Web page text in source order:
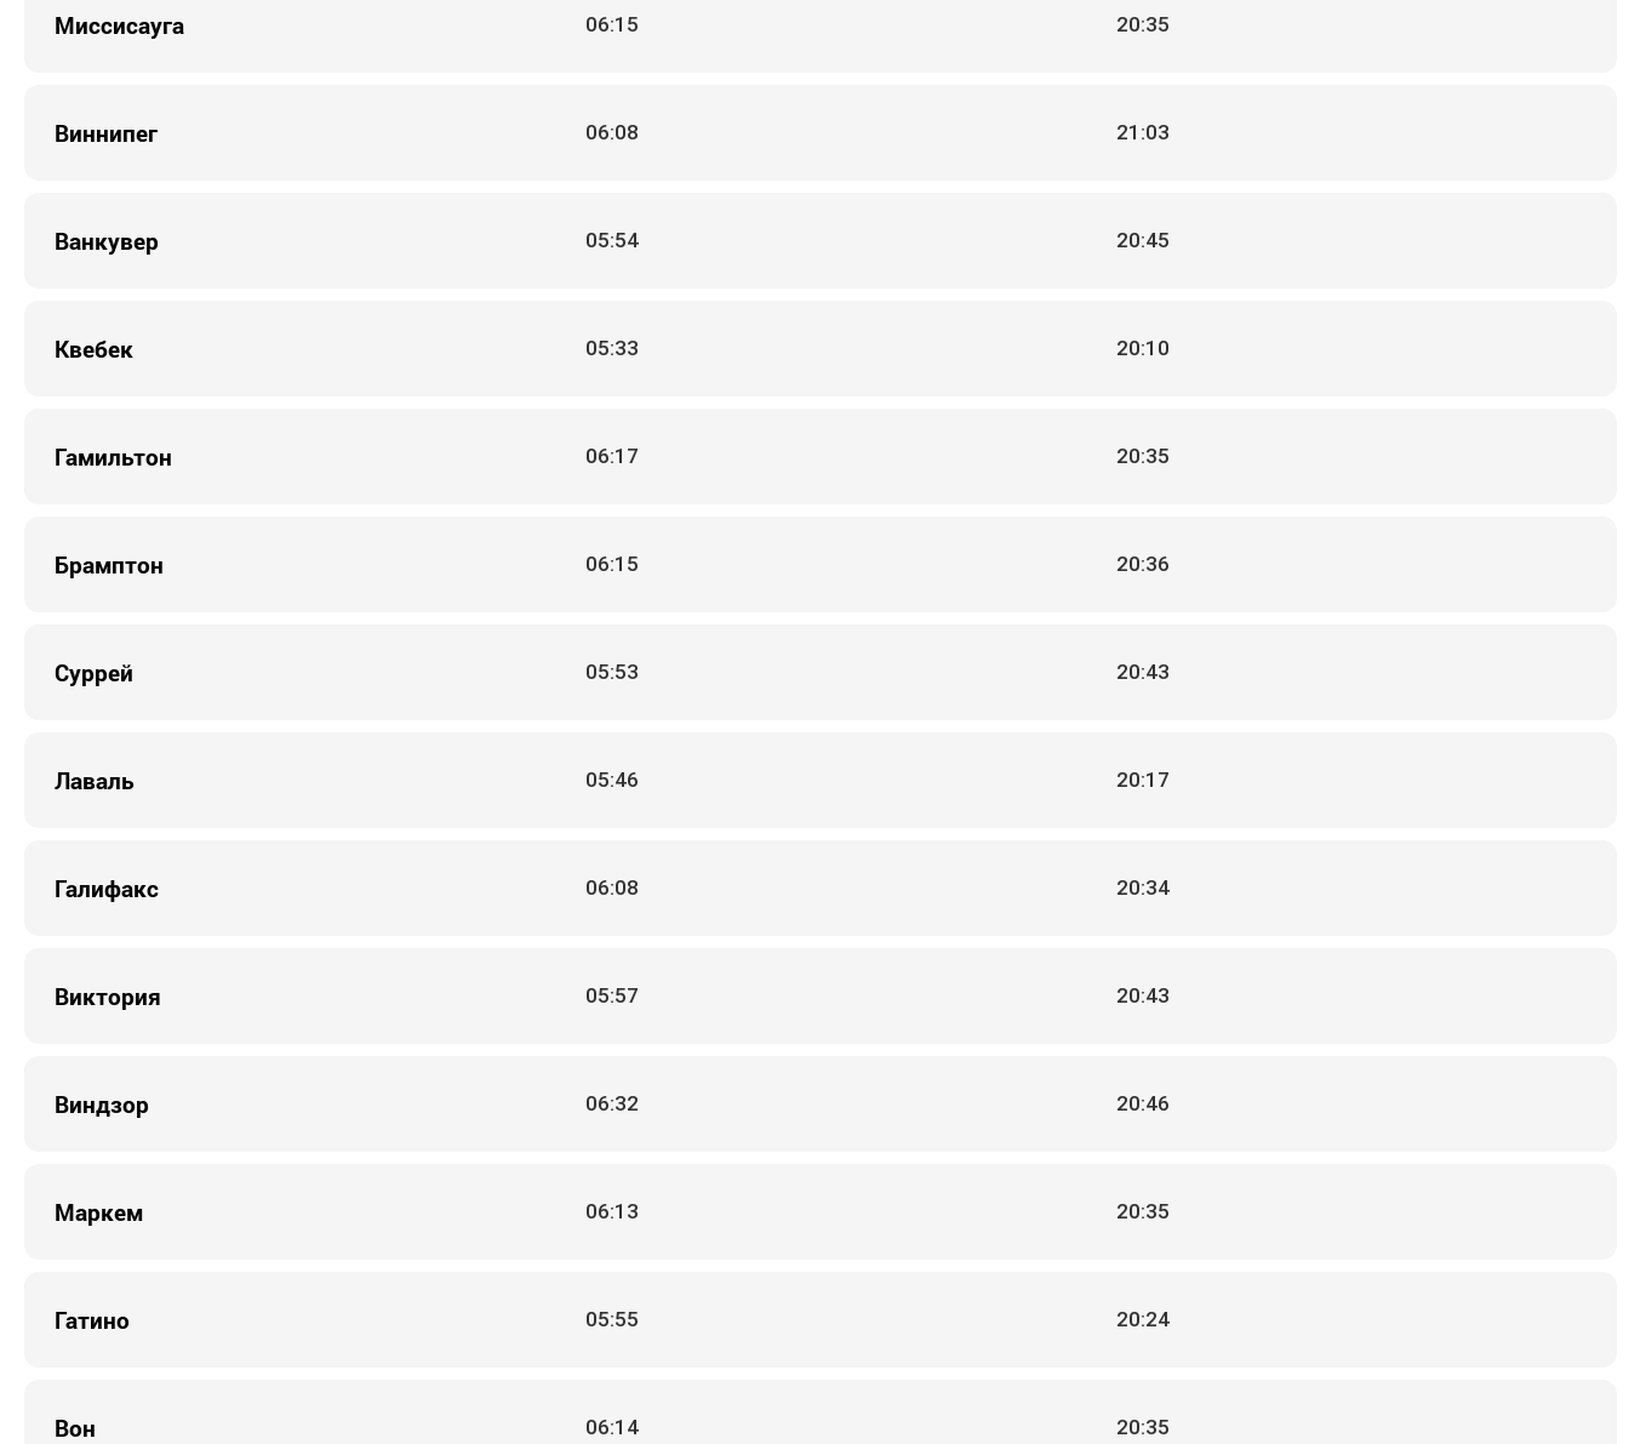
Миссисауга 06:15 20:35
Виннипег 06:08 21:03
Ванкувер 05:54 20:45
Квебек 05:33 20:10
Гамильтон 06:17 20:35
Брамптон 06:15 20:36
Суррей 05:53 20:43
Лаваль 05:46 20:17
Галифакс 06:08 20:34
Виктория 05:57 20:43
Виндзор 06:32 20:46
Маркем 06:13 20:35
Гатино 05:55 20:24
Вон 06:14 20:35